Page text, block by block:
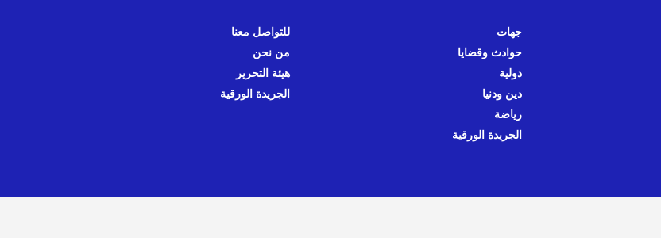
جهات
حوادث وقضايا
دولية
دين ودنيا
رياضة
الجريدة الورقية
للتواصل معنا
من نحن
هيئة التحرير
الجريدة الورقية